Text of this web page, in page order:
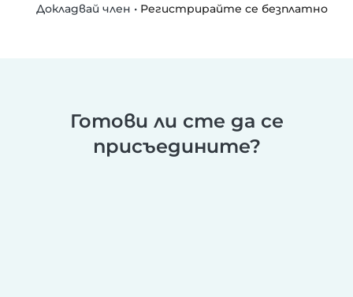
Докладвай член • Регистрирайте се безплатно
Готови ли сте да се
присъедините?